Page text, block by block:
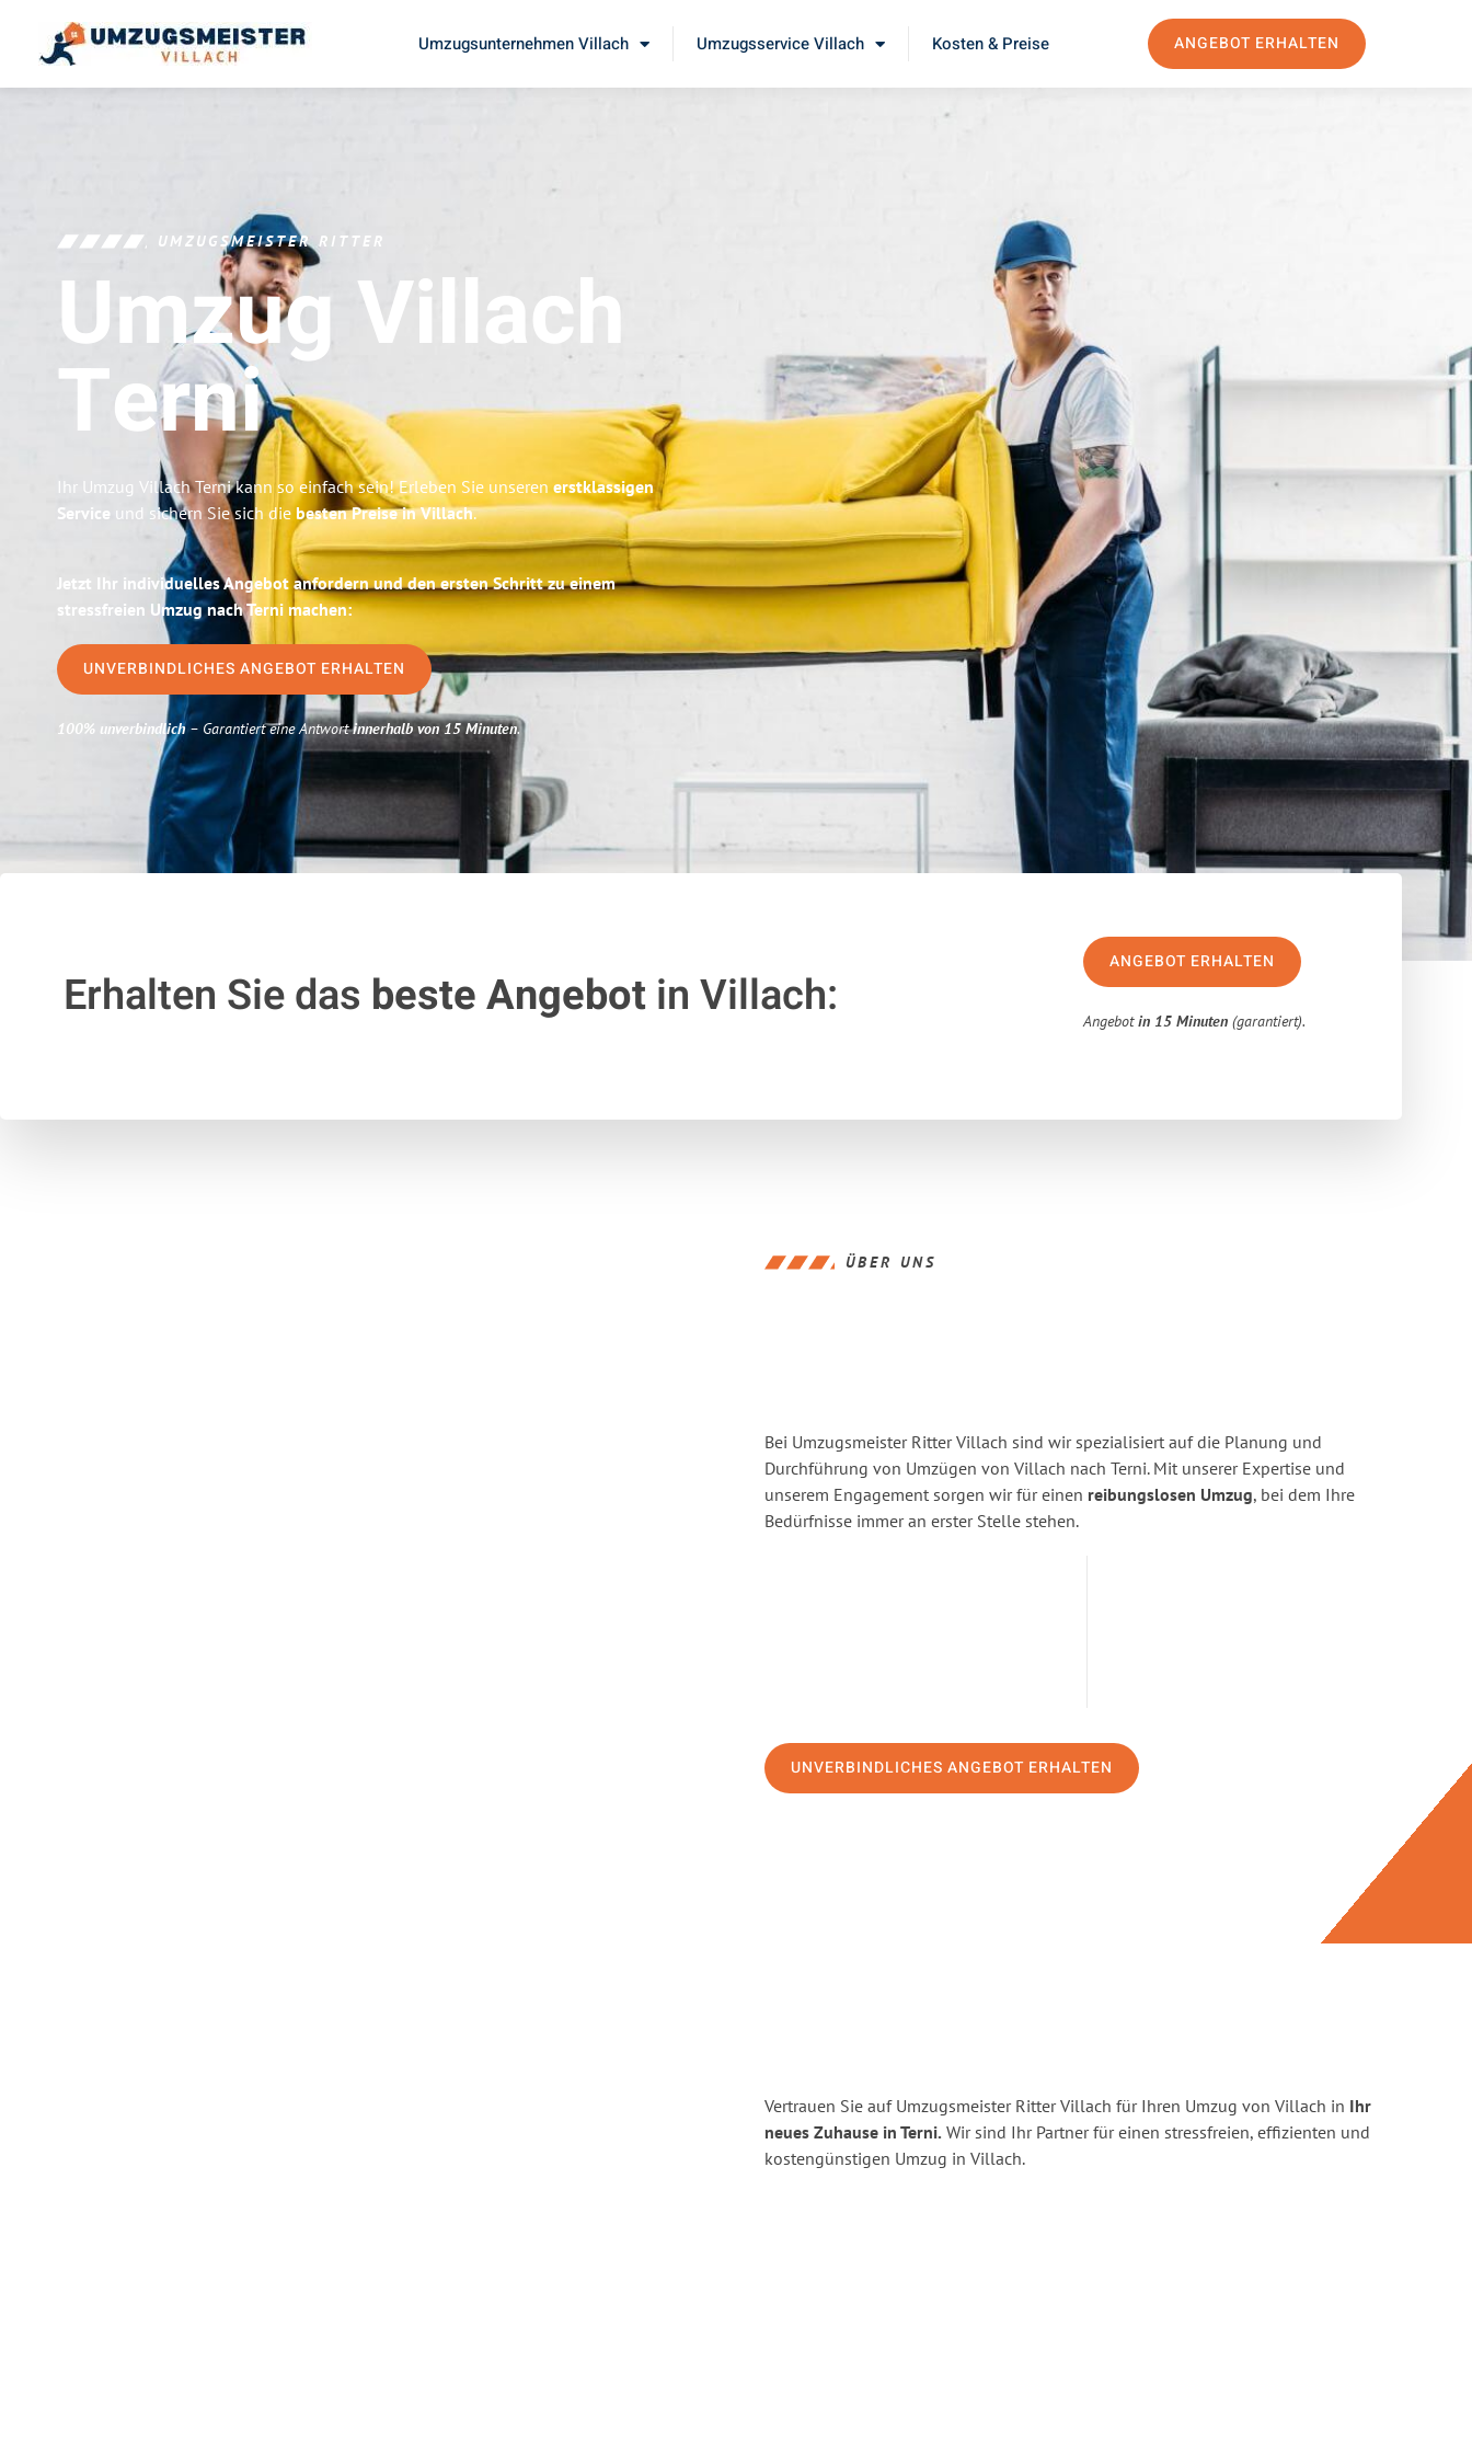
Umzugsunternehmen Villach Umzugsservice Villach Kosten & Preise ANGEBOT ERHALTEN
UMZUGSMEISTER RITTER
Umzug Villach
Terni
Ihr Umzug Villach Terni kann so einfach sein! Erleben Sie unseren erstklassigen
Service und sichern Sie sich die besten Preise in Villach.
Jetzt Ihr individuelles Angebot anfordern und den ersten Schritt zu einem
stressfreien Umzug nach Terni machen:
UNVERBINDLICHES ANGEBOT ERHALTEN
100% unverbindlich– Garantiert eine Antwortinnerhalb von 15 Minuten.
Erhalten Sie das beste Angebotin Villach:
ANGEBOT ERHALTEN
Angebotin 15 Minuten (garantiert).
ÜBER UNS
Bei Umzugsmeister Ritter Villach sind wir spezialisiert auf die Planung und
Durchführung von Umzügen von Villach nach Terni. Mit unserer Expertise und
unserem Engagement sorgen wir für einen reibungslosen Umzug, bei dem Ihre
Bedürfnisse immer an erster Stelle stehen.
UNVERBINDLICHES ANGEBOT ERHALTEN
Vertrauen Sie auf Umzugsmeister Ritter Villach für Ihren Umzug von Villach in Ihr
neues Zuhause in Terni. Wir sind Ihr Partner für einen stressfreien, effizienten und
kostengünstigen Umzug in Villach.